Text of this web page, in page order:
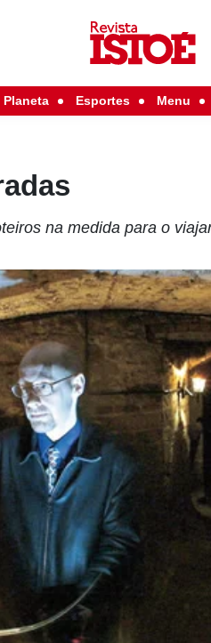
Planeta Esportes Menu
na medida para o